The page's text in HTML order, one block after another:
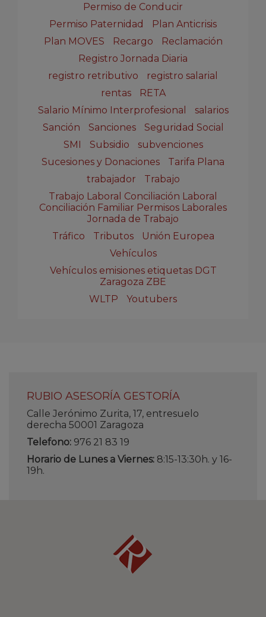
Permiso de Conducir
Permiso Paternidad
Plan Anticrisis
Plan MOVES
Recargo
Reclamación
Registro Jornada Diaria
registro retributivo
registro salarial
rentas
RETA
Salario Mínimo Interprofesional
salarios
Sanción
Sanciones
Seguridad Social
SMI
Subsidio
subvenciones
Sucesiones y Donaciones
Tarifa Plana
trabajador
Trabajo
Trabajo Laboral Conciliación Laboral
Conciliación Familiar Permisos Laborales
Jornada de Trabajo
Tráfico
Tributos
Unión Europea
Vehículos
Vehículos emisiones etiquetas DGT
Zaragoza ZBE
WLTP
Youtubers
RUBIO ASESORÍA GESTORÍA
Calle Jerónimo Zurita, 17, entresuelo
derecha 50001 Zaragoza
Telefono: 976 21 83 19
Horario de Lunes a Viernes: 8:15-13:30h. y 16-
19h.